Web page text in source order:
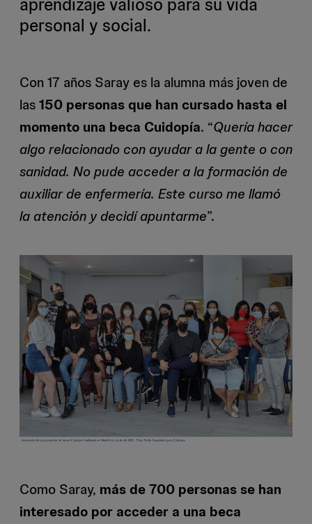
personal y social.
Con 17 años Saray es la alumna más joven de
las150 personas que han cursado hasta el
momento una beca Cuidopía. “Quería hacer
algo relacionado con ayudar a la gente o con
sanidad. No pude acceder a la formación de
auxiliar de enfermería. Este curso me llamó
la atención y decidí apuntarme”.
Como Saray, más de 700 personas se han
interesado por acceder a una beca